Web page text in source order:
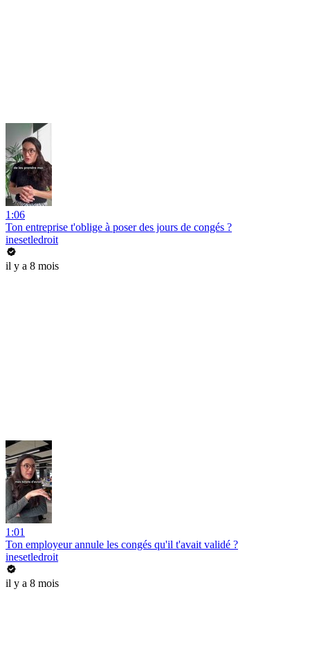
1:06
Ton entreprise t'oblige à poser des jours de congés ?
inesetledroit
il y a 8 mois
1:01
Ton employeur annule les congés qu'il t'avait validé ?
inesetledroit
il y a 8 mois